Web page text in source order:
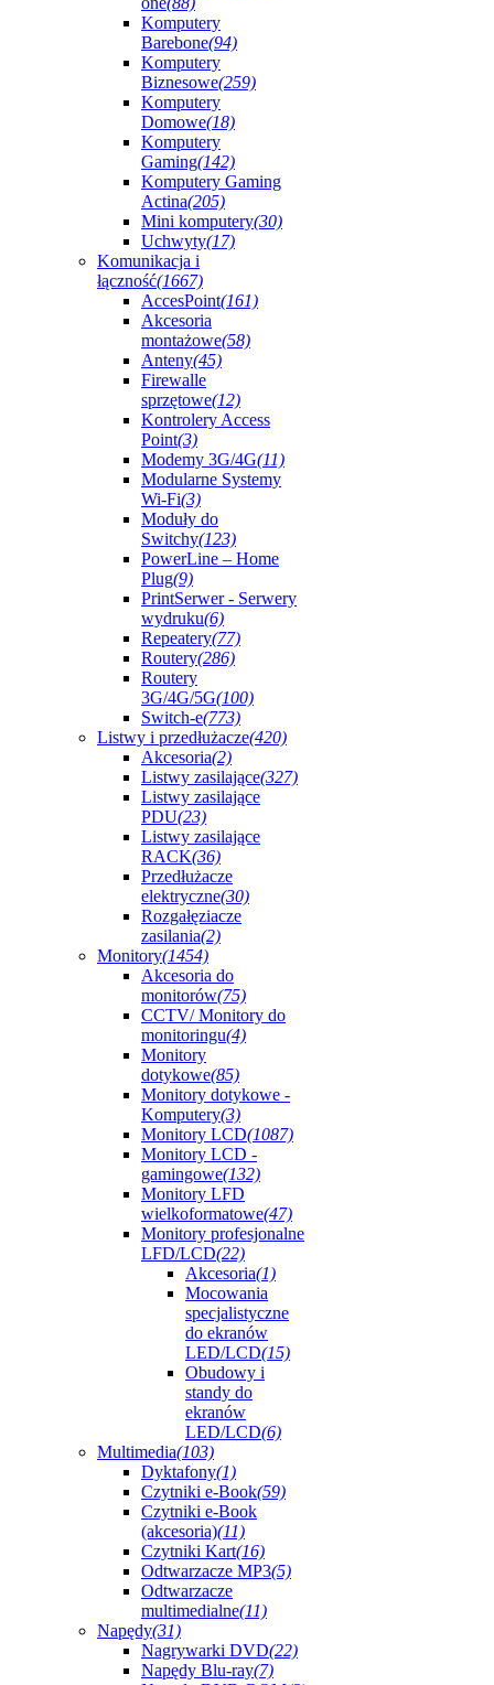
Komputery
Barebone(94)
Komputery
Biznesowe(259)
Komputery
Domowe(18)
Komputery
Gaming(142)
Komputery Gaming
Actina(205)
Mini komputery(30)
Uchwyty(17)
Komunikacja i
łączność(1667)
AccesPoint(161)
Akcesoria
montażowe(58)
Anteny(45)
Firewalle
sprzętowe(12)
Kontrolery Access
Point(3)
Modemy 3G/4G(11)
Modularne Systemy
Wi-Fi(3)
Moduły do
Switchy(123)
PowerLine – Home
Plug(9)
PrintSerwer - Serwery
wydruku(6)
Repeatery(77)
Routery(286)
Routery
3G/4G/5G(100)
Switch-e(773)
Listwy i przedłużacze(420)
Akcesoria(2)
Listwy zasilające(327)
Listwy zasilające
PDU(23)
Listwy zasilające
RACK(36)
Przedłużacze
elektryczne(30)
Rozgałęziacze
zasilania(2)
Monitory(1454)
Akcesoria do
monitorów(75)
CCTV/ Monitory do
monitoringu(4)
Monitory
dotykowe(85)
Monitory dotykowe -
Komputery(3)
Monitory LCD(1087)
Monitory LCD -
gamingowe(132)
Monitory LFD
wielkoformatowe(47)
Monitory profesjonalne
LFD/LCD(22)
Akcesoria(1)
Mocowania
specjalistyczne
do ekranów
LED/LCD(15)
Obudowy i
standy do
ekranów
LED/LCD(6)
Multimedia(103)
Dyktafony(1)
Czytniki e-Book(59)
Czytniki e-Book
(akcesoria)(11)
Czytniki Kart(16)
Odtwarzacze MP3(5)
Odtwarzacze
multimedialne(11)
Napędy(31)
Nagrywarki DVD(22)
Napędy Blu-ray(7)